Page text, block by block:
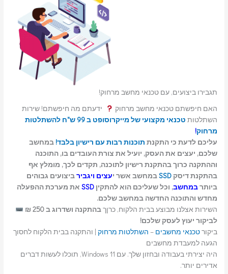
תגבירו ביצועים, עם טכנאי מחשב מרחוק!
האם חיפשתם טכנאי מחשב מרחוק
ידעתם מה חיפשתם! שירות
השתלטות
טכנאי מקצועי של מייקרוסופט ב 99 ש"ח להשתלטות
מרחוק!
עליכם לדעת כי התקנת תוכנות רבות עם רישיון בלבד! במחשב
שלכם, יעצים את העסק, יועיל את צורת העובדים בו, התוכנה
וההתקנה כרוך בהתקנת רישיון לתוכנה, תקדים לכך, מומלץ אף
בהתקנת דיסקSSDבמחשב אשר יעצים ויגבירביצועים גבוהים
ביותרבמחשב, וכל שעליכם הוא להתקיןSSD את מערכת ההפעלה
מחדש והתוכנה החדשה במחשב שלכם.
השירות אצלנו מבוצע בבית הלקוח, כרןךבהתקנה ושדרוג ב 250 ₪
לביקור יעוץ לעסק שלכם!
ביקורטכנאי מחשבים – השתלטות מרחוק | והתקנה בבית הלקוח לחסוך
הגעה למעבדת מחשבים
היה יצירתי בעבודה ובחזון שלך. עם Windows 11, תוכלו לעשות דברים
אדירים יותר.